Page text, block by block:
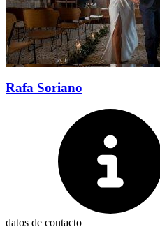
Rafa Soriano
datos de contacto